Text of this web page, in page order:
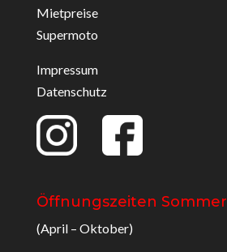
Mietpreise
Supermoto
Impressum
Datenschutz
Öffnungszeiten Sommer
(April – Oktober)